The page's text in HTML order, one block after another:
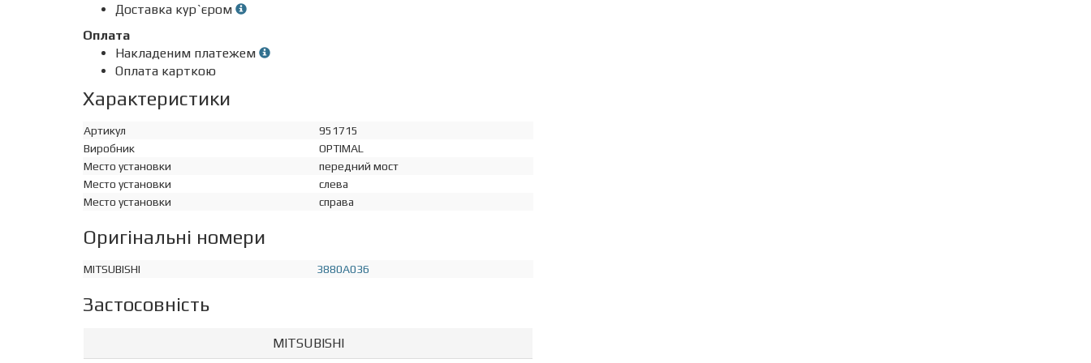
Доставка кур`єром
Оплата
Накладеним платежем
Оплата карткою
Характеристики
Артикул
951715
Виробник
OPTIMAL
Место установки
передний мост
Место установки
слева
Место установки
справа
Оригінальні номери
MITSUBISHI 3880A036
Застосовність
MITSUBISHI